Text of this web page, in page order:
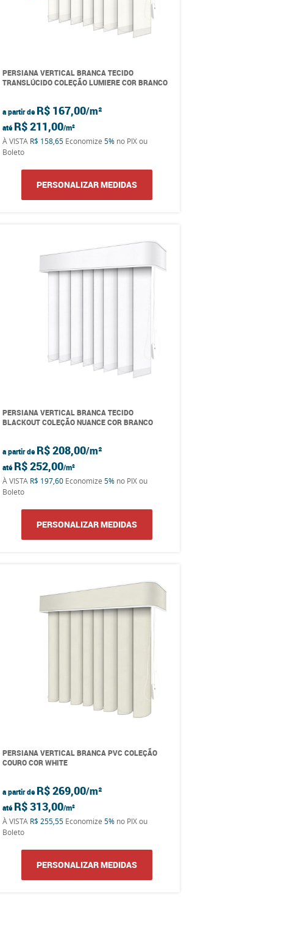
PERSIANA VERTICAL BRANCA TECIDO
TRANSLÚCIDO COLEÇÃO LUMIERE COR BRANCO
a partir de R$ 167,00
até R$ 211,00
À VISTA R$ 158,65 Economize5% no PIX ou
Boleto
PERSONALIZAR MEDIDAS
PERSIANA VERTICAL BRANCA TECIDO
BLACKOUT COLEÇÃO NUANCE COR BRANCO
a partir de R$ 208,00
até R$ 252,00
À VISTA R$ 197,60 Economize5% no PIX ou
Boleto
PERSONALIZAR MEDIDAS
PERSIANA VERTICAL BRANCA PVC COLEÇÃO
COURO COR WHITE
a partir de R$ 269,00
até R$ 313,00
À VISTA R$ 255,55 Economize5% no PIX ou
Boleto
PERSONALIZAR MEDIDAS